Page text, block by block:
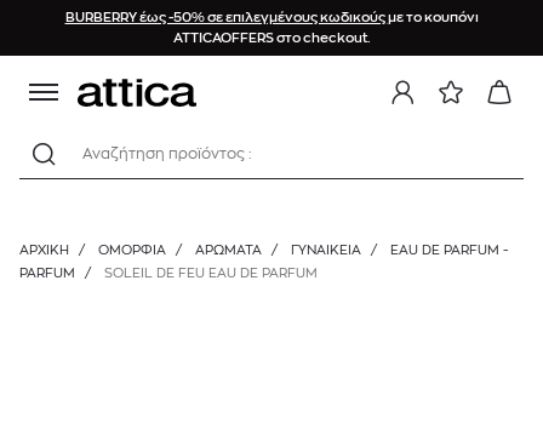
BURBERRY έως -50% σε επιλεγμένους κωδικούςμε το κουπόνι
ATTICAOFFERS στο checkout.
Αναζήτηση προϊόντος :
ΑΡΧΙΚΉ / ΟΜΟΡΦΙΑ / ΑΡΩΜΑΤΑ / ΓΥΝΑΙΚΕΊΑ /
EAU DE PARFUM -
PARFUM
/ SOLEIL DE FEU EAU DE PARFUM